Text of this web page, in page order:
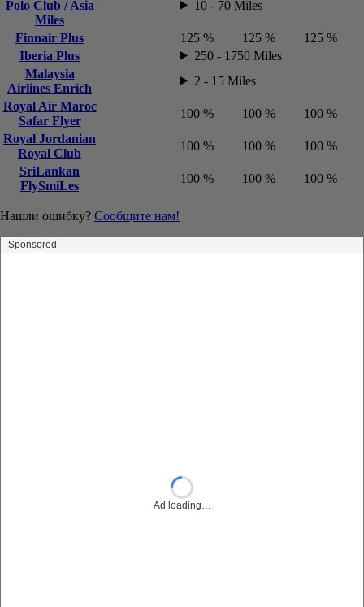
Polo Club / Asia
Miles
10 - 70 Miles
Finnair Plus 125 % 125 %
125 %
Iberia Plus
250 - 1750 Miles
Malaysia
Airlines Enrich
2 - 15 Miles
Royal Air Maroc
Safar Flyer
100 % 100 %
100 %
Royal Jordanian
Royal Club
100 % 100 %
100 %
SriLankan
FlySmiLes
100 % 100 % 100 %
Нашли ошибку?Сообщите нам!